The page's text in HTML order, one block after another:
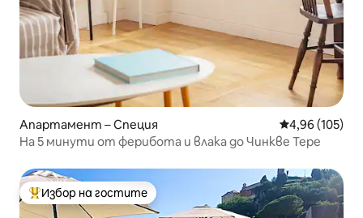
Апартамент – Специя Средна
4,96 (105)
На 5 минути от ферибота и влака до Чинкве Тере
Най-популярен избор на гостите
Избор на гостите